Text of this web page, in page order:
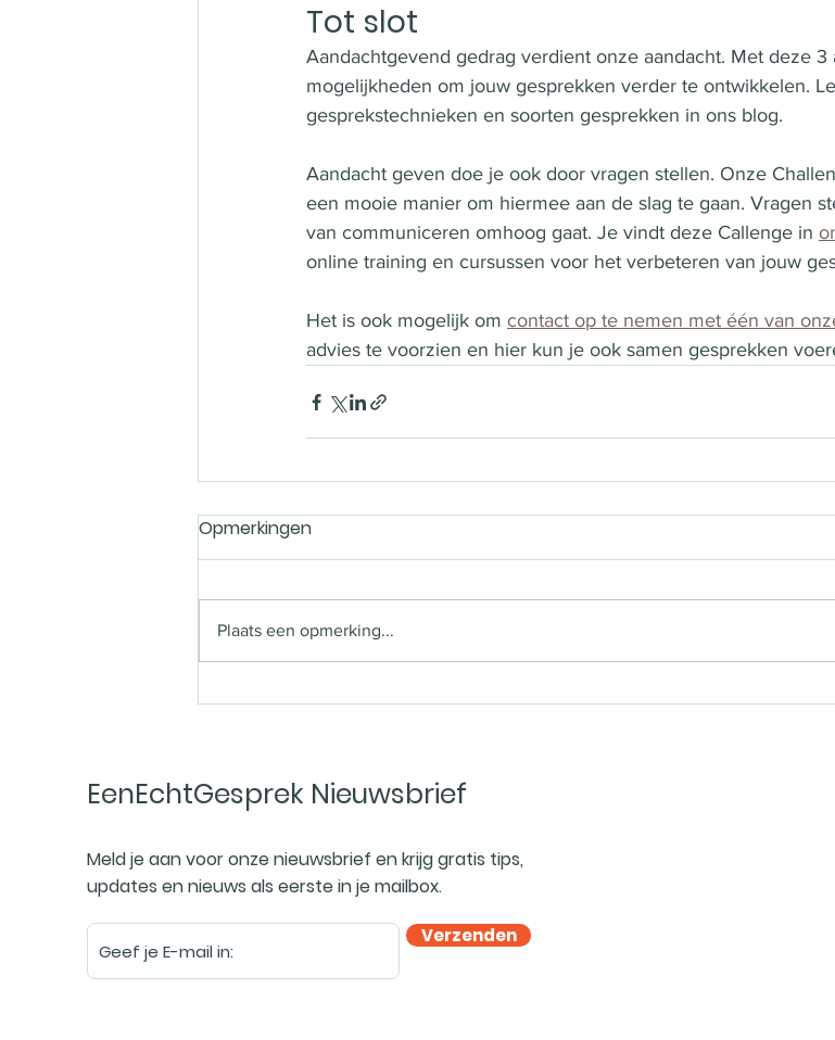
Tot slot
Aandachtgevend gedrag verdient onze aandacht. Met deze
mogelijkheden om jouw gesprekken verder te ontwikkelen.
gesprekstechnieken en soorten gesprekken in ons blog.
Aandacht geven doe je ook door vragen stellen. Onze
een mooie manier om hiermee aan de slag te gaan. Vragen
van communiceren omhoog gaat. Je vindt deze Callenge in
online training en cursussen voor het verbeteren van jouw
Het is ook mogelijk om contact op te nemen met één van
advies te voorzien en hier kun je ook samen gesprekken
Opmerkingen
Plaats een opmerking...
EenEchtGesprek Nieuwsbrief
Meld je aan voor onze nieuwsbrief en krijg gratis tips,
updates en nieuws als eerste in je mailbox.
Verzenden